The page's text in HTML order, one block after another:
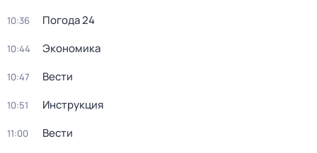
10:36 Погода 24
10:44 Экономика
10:47 Вести
10:51 Инструкция
11:00 Вести